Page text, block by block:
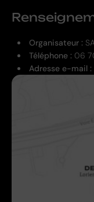
Organisateur :
Téléphone : 06
Adresse e-mail :